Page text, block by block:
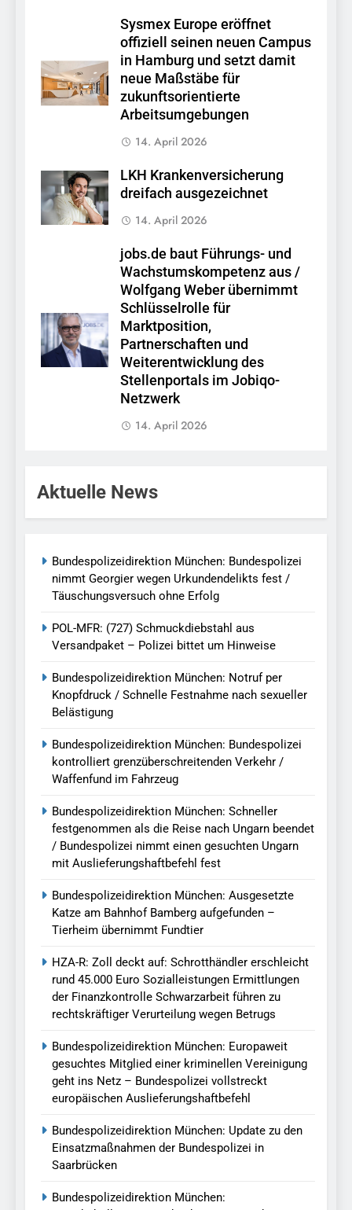
Sysmex Europe eröffnet
offiziell seinen neuen Campus
in Hamburg und setzt damit
neue Maßstäbe für
zukunftsorientierte
Arbeitsumgebungen
14. April 2026
LKH Krankenversicherung
dreifach ausgezeichnet
14. April 2026
jobs.de baut Führungs- und
Wachstumskompetenz aus /
Wolfgang Weber übernimmt
Schlüsselrolle für
Marktposition,
Partnerschaften und
Weiterentwicklung des
Stellenportals im Jobiqo-
Netzwerk
14. April 2026
Aktuelle News
Bundespolizeidirektion München: Bundespolizei
nimmt Georgier wegen Urkundendelikts fest /
Täuschungsversuch ohne Erfolg
POL-MFR: (727) Schmuckdiebstahl aus
Versandpaket – Polizei bittet um Hinweise
Bundespolizeidirektion München: Notruf per
Knopfdruck / Schnelle Festnahme nach sexueller
Belästigung
Bundespolizeidirektion München: Bundespolizei
kontrolliert grenzüberschreitenden Verkehr /
Waffenfund im Fahrzeug
Bundespolizeidirektion München: Schneller
festgenommen als die Reise nach Ungarn beendet
/ Bundespolizei nimmt einen gesuchten Ungarn
mit Auslieferungshaftbefehl fest
Bundespolizeidirektion München: Ausgesetzte
Katze am Bahnhof Bamberg aufgefunden –
Tierheim übernimmt Fundtier
HZA-R: Zoll deckt auf: Schrotthändler erschleicht
rund 45.000 Euro Sozialleistungen Ermittlungen
der Finanzkontrolle Schwarzarbeit führen zu
rechtskräftiger Verurteilung wegen Betrugs
Bundespolizeidirektion München: Europaweit
gesuchtes Mitglied einer kriminellen Vereinigung
geht ins Netz – Bundespolizei vollstreckt
europäischen Auslieferungshaftbefehl
Bundespolizeidirektion München: Update zu den
Einsatzmaßnahmen der Bundespolizei in
Saarbrücken
Bundespolizeidirektion München: